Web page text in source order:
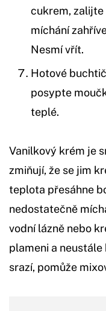
cukrem,
míchání
Nesmí vřít.
Hotové
posypte
teplé.
Vanilkový krém je
zmiňují, že se jim
teplota přesáhne
nedostatečně
vodní lázně nebo
plameni a
srazí, pomůže